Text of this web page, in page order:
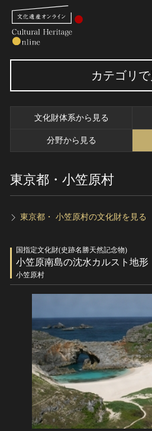
トップ
作品一覧
カテゴリで見る
全国の美術館・博物館
世界遺産
動画で見る無形の文化財
博
文
関
サ
サ
文化遺産データベース
国指定文化財等データベース
カテゴリ
文化財体系から見る
分野から見る
東京都・小笠原村
東京都・ 小笠原村の文化財を見る
国指定文化財(史跡名勝天然記念物)
小笠原南島の沈水カルスト地形
小笠原村